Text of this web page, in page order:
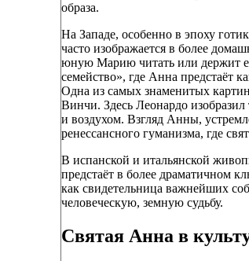
образа.
На Западе, особенно в эпоху
часто изображается в более
юную Марию читать или держит
семейство», где Анна предстаёт
Одна из самых знаменитых
Винчи. Здесь Леонардо
и воздухом. Взгляд Анны,
ренессансного гуманизма, где
В испанской и итальянской
предстаёт в более драматичном
как свидетельница важнейших
человеческую, земную судьбу.
Святая Анна в